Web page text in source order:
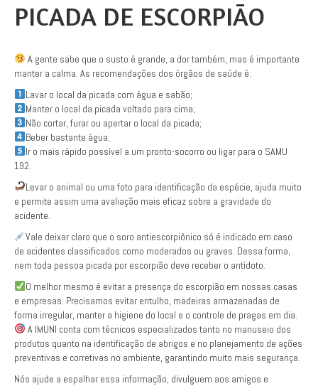
PICADA DE ESCORPIÃO
A gente sabe que o susto é grande, a dor também, mas é importante
manter a calma. As recomendações dos órgãos de saúde é:
Lavar o local da picada com água e sabão;
Manter o local da picada voltado para cima;
Não cortar, furar ou apertar o local da picada;
Beber bastante água;
Ir o mais rápido possível a um pronto-socorro ou ligar para o SAMU
192.
Levar o animal ou uma foto para identificação da espécie, ajuda muito
e permite assim uma avaliação mais eficaz sobre a gravidade do
acidente.
Vale deixar claro que o soro antiescorpiônico só é indicado em caso
de acidentes classificados como moderados ou graves. Dessa forma,
nem toda pessoa picada por escorpião deve receber o antídoto.
O melhor mesmo é evitar a presença do escorpião em nossas casas
e empresas. Precisamos evitar entulho, madeiras armazenadas de
forma irregular, manter a higiene do local e o controle de pragas em dia.
A IMUNI conta com técnicos especializados tanto no manuseio dos
produtos quanto na identificação de abrigos e no planejamento de ações
preventivas e corretivas no ambiente, garantindo muito mais segurança.
Nós ajude a espalhar essa informação, divulguem aos amigos e